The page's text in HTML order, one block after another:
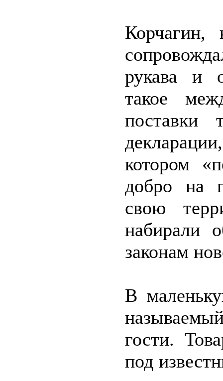
Корчагин,
рукава и
такое
поставки
котором
добро на
свою
набирали
законам
В
гости.
под